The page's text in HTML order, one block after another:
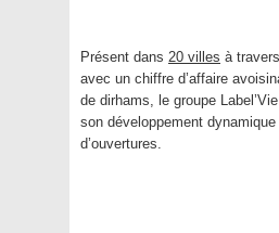
Présent dans 20 villes à
avec un chiffre d’affaire
de dirhams, le groupe
son développement
d’ouvertures.